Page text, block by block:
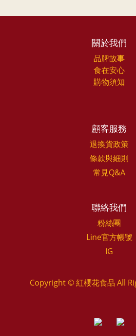
關於我們
品牌故事
食在安心
購物須知
顧客服務
退換貨政策
條款與細則
常見Q&A
聯絡我們
粉絲團
Line官方帳號
IG
Copyright © 紅櫻花食品 All